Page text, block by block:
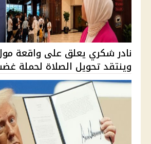
نادر شكري يعلق على واقعة
وينتقد تحويل الصلاة لحملة